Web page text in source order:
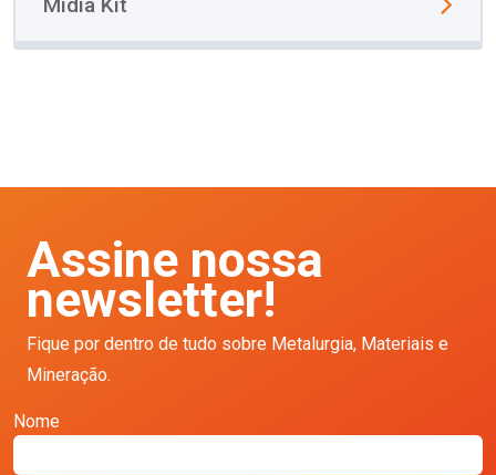
Assine nossa
newsletter!
Fique por dentro de tudo sobre Metalurgia, Materiais e
Mineração.
Nome